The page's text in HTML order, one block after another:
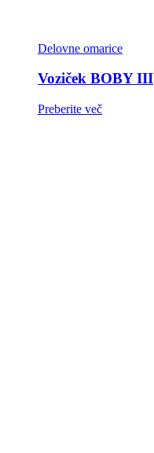
Delovne omarice
Voziček BOBY III
Preberite več